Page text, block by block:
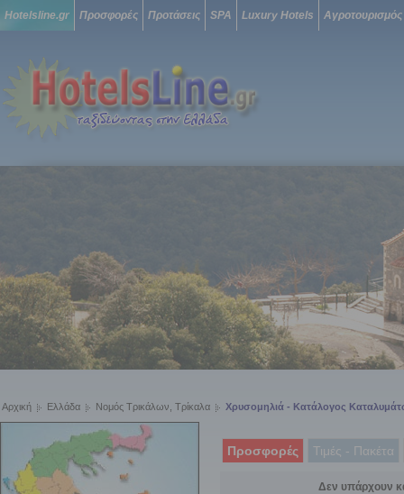
Hotelsline.gr Προσφορές Προτάσεις SPA Luxury Hotels Αγροτουρισμός
Αρχική Ελλάδα Νομός Τρικάλων, Τρίκαλα Χρυσομηλιά - Κατάλογος
Προσφορές Τιμές - Πακέτα
Δεν υπάρχουν